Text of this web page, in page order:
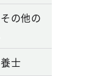
の他の
士